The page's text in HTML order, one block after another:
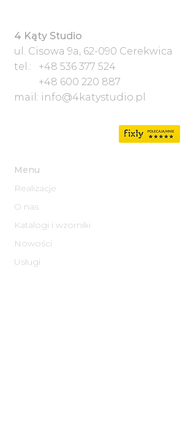
4 Kąty Studio
ul. Cisowa 9a, 62-090 Cerekwica
tel.: +48 536 377 524
+48 600 220 887
mail: info@4katystudio.pl
Menu
Realizacje
O nas
Katalogi i wzorniki
Nowości
Usługi